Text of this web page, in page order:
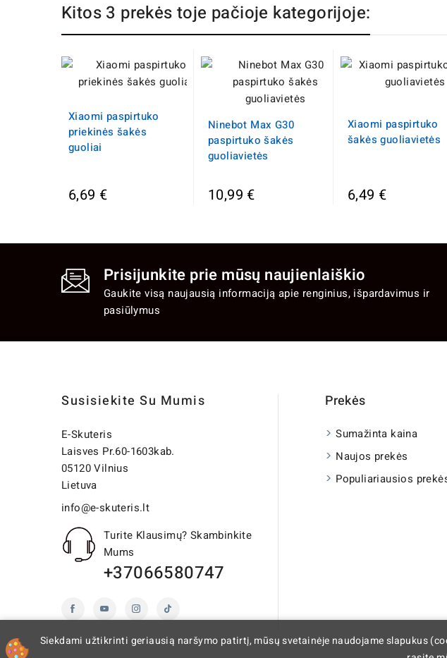
Kitos 3 prekės toje pačioje kategorijoje:
Xiaomi paspirtuko
priekinės šakės
guoliai
6,69 €
Ninebot Max G30
paspirtuko šakės
guoliavietės
10,99 €
Xiaomi paspirtuko
šakės guoliavietės
6,49 €
Prisijunkite prie mūsų naujienlaiškio
Gaukite visą naujausią informaciją apie renginius, išpardavimus ir
pasiūlymus
Susisiekite Su Mumis
E-Skuteris
Laisves Pr.60-1603kab.
05120 Vilnius
Lietuva
info@e-skuteris.lt
Turite Klausimų? Skambinkite
Mums
+37066580747
Prekės
Sumažinta kaina
Naujos prekės
Populiariausios
Siekdami užtikrinti geriausią naršymo patirtį, mūsų svetainėje naudojame slapukus